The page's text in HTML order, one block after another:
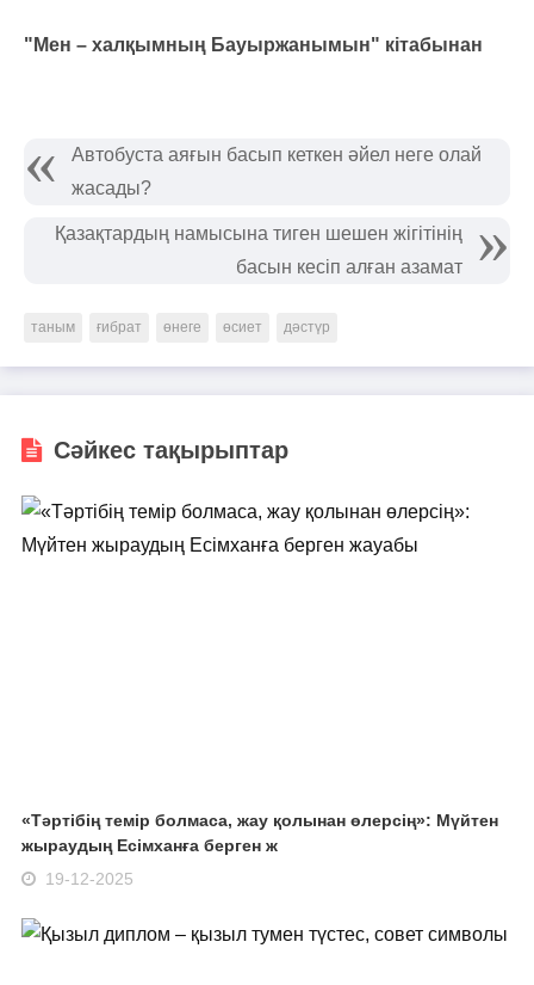
"Мен – халқымның Бауыржанымын" кітабынан
Автобуста аяғын басып кеткен әйел неге олай
жасады?
Қазақтардың намысына тиген шешен жігітінің
басын кесіп алған азамат
таным ғибрат өнеге өсиет дәстүр
Сәйкес тақырыптар
«Тәртібің темір болмаса, жау қолынан өлерсің»: Мүйтен
жыраудың Есімханға берген ж
19-12-2025